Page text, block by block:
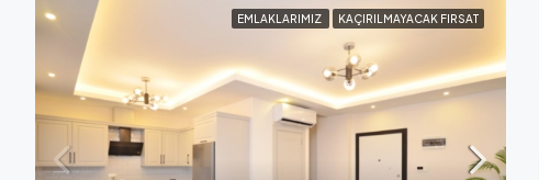
EMLAKLARIMIZ KAÇIRILMAYACAK FIRSAT